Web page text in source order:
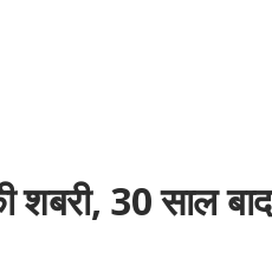
30 साल